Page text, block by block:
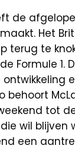
de
Het
terug te
Formule 1.
behoort
tot
wil blijven
een